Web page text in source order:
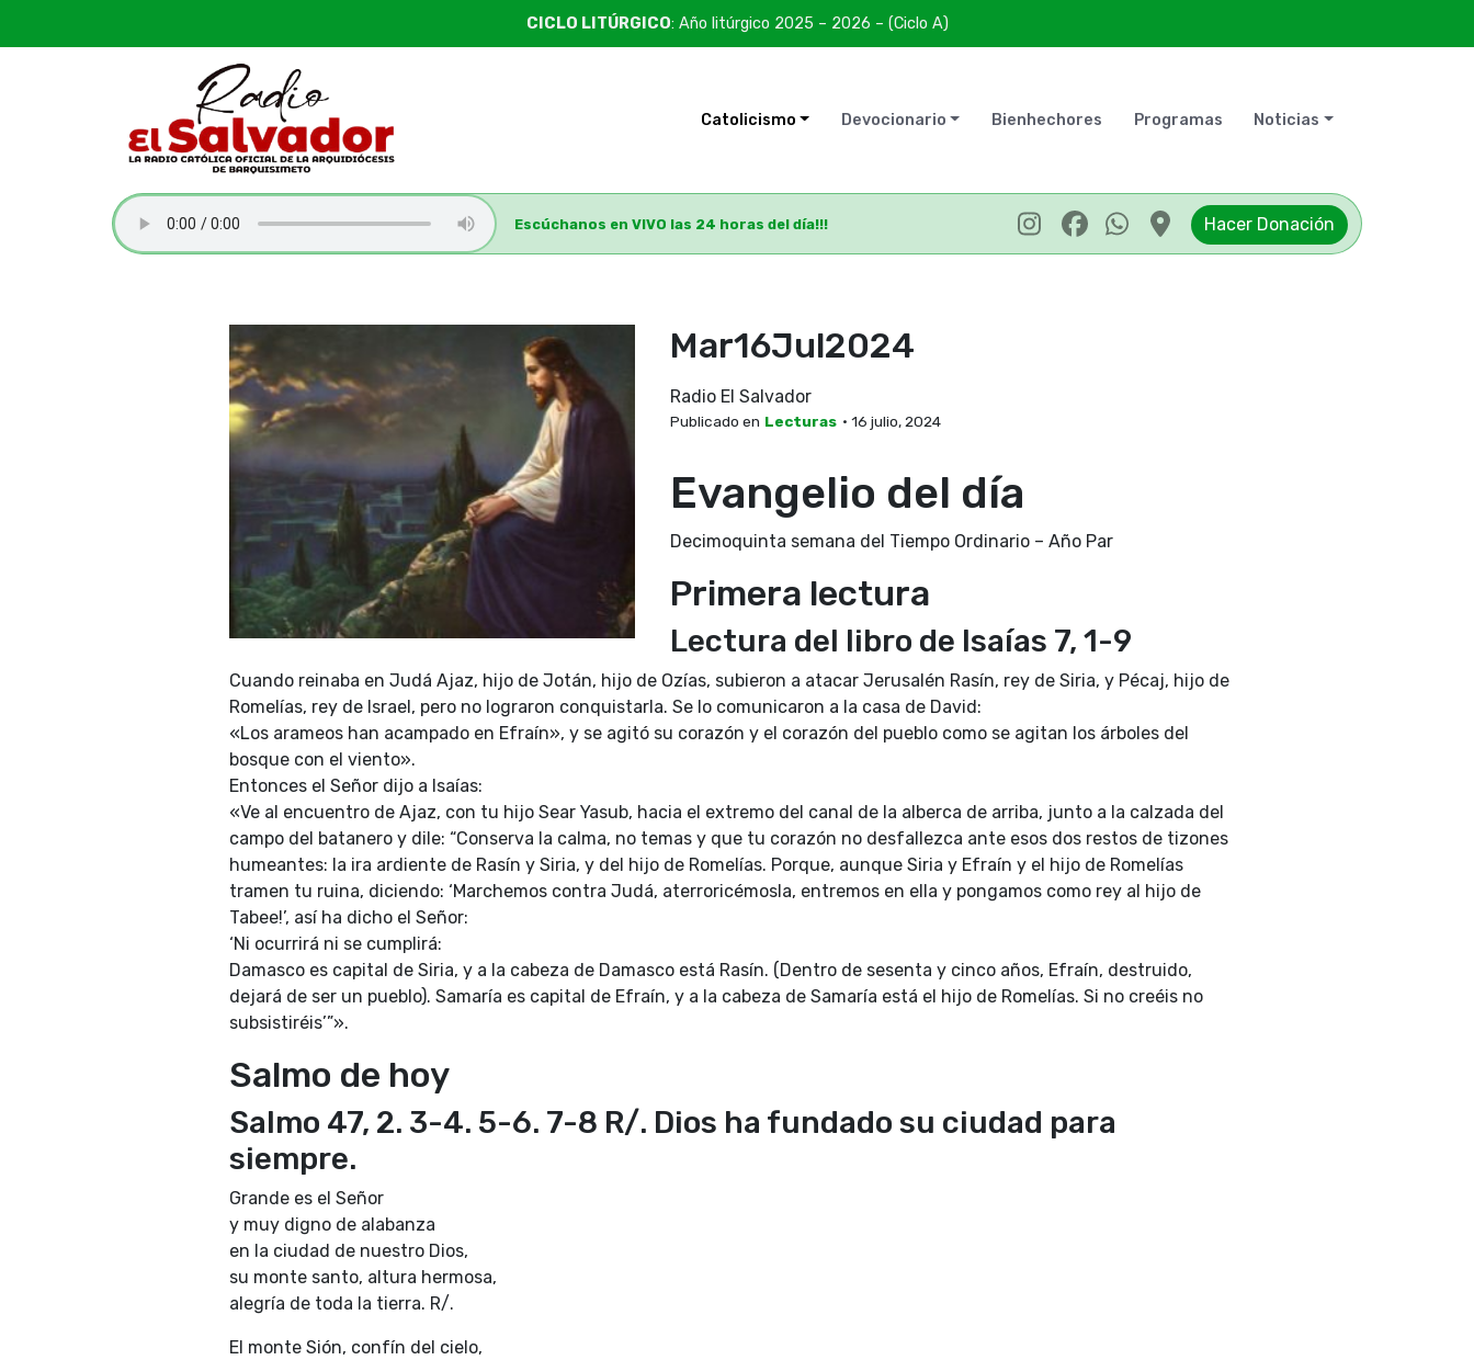
CICLO LITÚRGICO: Año litúrgico 2025 – 2026 – (Ciclo A)
Catolicismo Devocionario Bienhechores Programas Noticias
Escúchanos en VIVO las 24 horas del día!!! Hacer Donación
Mar16Jul2024
Radio El Salvador
Publicado en Lecturas • 16 julio, 2024
Evangelio del día
Decimoquinta semana del Tiempo Ordinario – Año Par
Primera lectura
Lectura del libro de Isaías 7, 1-9
Cuando reinaba en Judá Ajaz, hijo de Jotán, hijo de Ozías, subieron a atacar Jerusalén Rasín, rey de Siria, y Pécaj, hijo de
Romelías, rey de Israel, pero no lograron conquistarla. Se lo comunicaron a la casa de David:
«Los arameos han acampado en Efraín», y se agitó su corazón y el corazón del pueblo como se agitan los árboles del
bosque con el viento».
Entonces el Señor dijo a Isaías:
«Ve al encuentro de Ajaz, con tu hijo Sear Yasub, hacia el extremo del canal de la alberca de arriba, junto a la calzada del
campo del batanero y dile: “Conserva la calma, no temas y que tu corazón no desfallezca ante esos dos restos de tizones
humeantes: la ira ardiente de Rasín y Siria, y del hijo de Romelías. Porque, aunque Siria y Efraín y el hijo de Romelías
tramen tu ruina, diciendo: ‘Marchemos contra Judá, aterroricémosla, entremos en ella y pongamos como rey al hijo de
Tabee!’, así ha dicho el Señor:
‘Ni ocurrirá ni se cumplirá:
Damasco es capital de Siria, y a la cabeza de Damasco está Rasín. (Dentro de sesenta y cinco años, Efraín, destruido,
dejará de ser un pueblo). Samaría es capital de Efraín, y a la cabeza de Samaría está el hijo de Romelías. Si no creéis no
subsistiréis’”».
Salmo de hoy
Salmo 47, 2. 3-4. 5-6. 7-8 R/. Dios ha fundado su ciudad para
siempre.
Grande es el Señor
y muy digno de alabanza
en la ciudad de nuestro Dios,
su monte santo, altura hermosa,
alegría de toda la tierra. R/.
El monte Sión, confín del cielo,